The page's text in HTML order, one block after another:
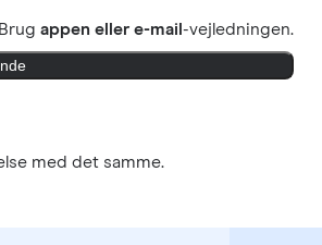
appen eller e-mail-vejledningen.
med det samme.